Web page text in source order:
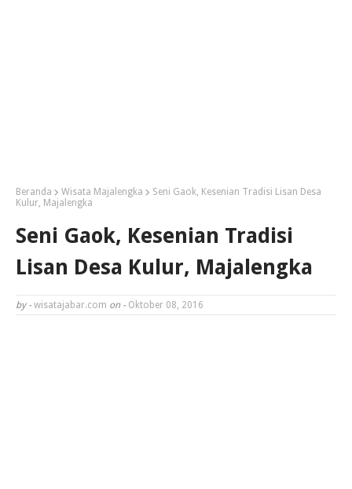
Beranda Wisata Majalengka
Seni Gaok, Kesenian Tradisi Lisan Desa
Kulur, Majalengka
Seni Gaok, Kesenian Tradisi
Lisan Desa Kulur, Majalengka
by - wisatajabar.com on - Oktober 08, 2016